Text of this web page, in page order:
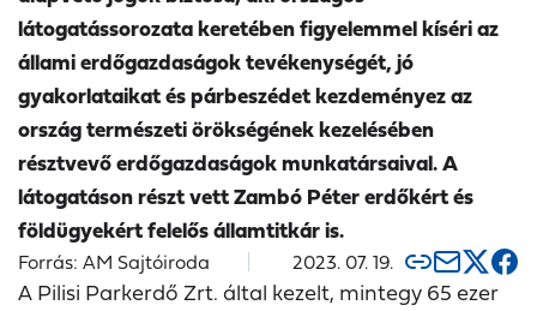
látogatássorozata keretében figyelemmel kíséri az
állami erdőgazdaságok tevékenységét, jó
gyakorlataikat és párbeszédet kezdeményez az
ország természeti örökségének kezelésében
résztvevő erdőgazdaságok munkatársaival. A
látogatáson részt vett Zambó Péter erdőkért és
földügyekért felelős államtitkár is.
Forrás: AM Sajtóiroda 2023. 07. 19.
A Pilisi Parkerdő Zrt. által kezelt, mintegy 65 ezer